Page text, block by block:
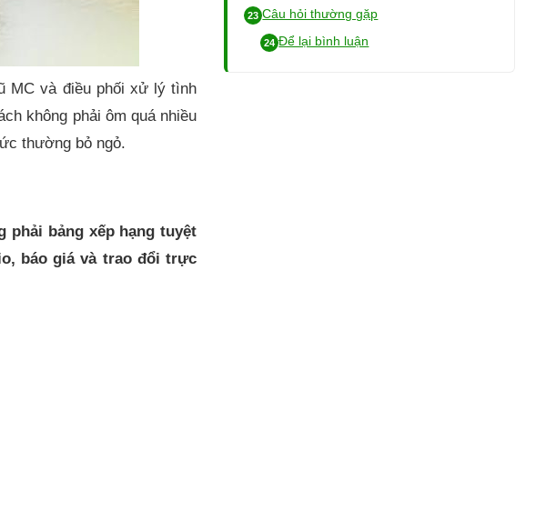
MC và điều phối xử lý tình
không phải ôm quá nhiều
thường bỏ ngỏ.
phải bảng xếp hạng tuyệt
báo giá và trao đổi trực
Câu hỏi thường gặp
Để lại bình luận